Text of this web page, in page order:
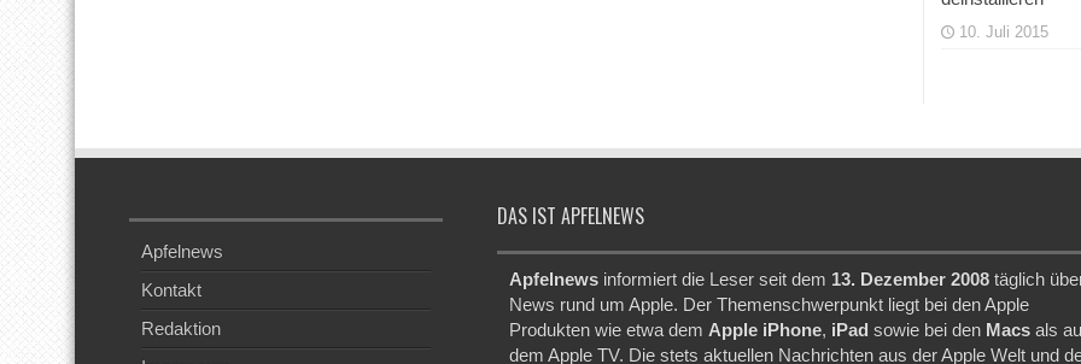
10. Juli 2015
Apfelnews
Kontakt
Redaktion
DAS IST APFELNEWS
Apfelnews informiert die Leser seit dem 13. Dezember 2008 täglich
News rund um Apple. Der Themenschwerpunkt liegt bei den Apple
Produkten wie etwa dem Apple iPhone, iPad sowie bei den Macs als
dem Apple TV. Die stets aktuellen Nachrichten aus der Apple Welt und